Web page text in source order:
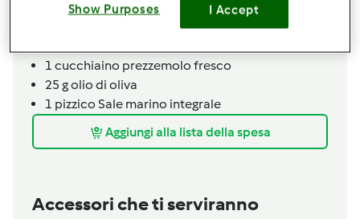
Funghi trifolati
1 cucchiaino prezzemolo fresco
25 golio di oliva
1 pizzico Sale marino integrale
Aggiungi alla lista della spesa
Accessori che ti serviranno
Show Purposes I Accept